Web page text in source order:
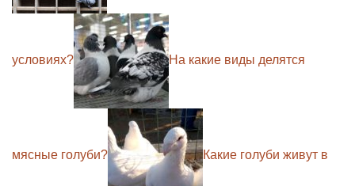
условиях? На какие виды делятся
мясные голуби? Какие голуби живут в